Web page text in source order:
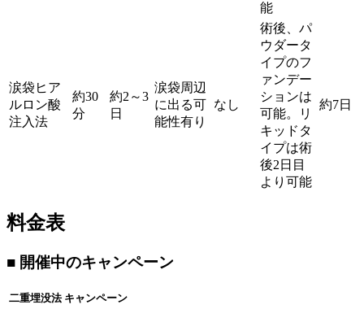
能
涙袋ヒア
ルロン酸
注入法
約30
分
約2～3
日
涙袋周辺
に出る可
能性有り
なし
術後、パ
ウダータ
イプのフ
ァンデー
ションは
可能。リ
キッドタ
イプは術
後2日目
より可能
約7日
料金表
■ 開催中のキャンペーン
二重埋没法 キャンペーン